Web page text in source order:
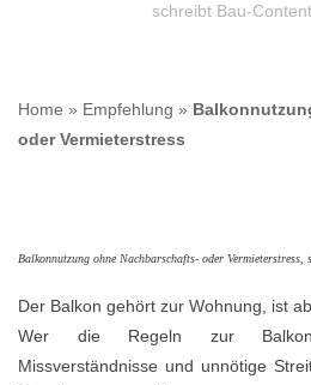
schreibt Bau-Content
Home » Empfehlung »
oder Vermieterstress
Balkonnutzung ohne Nachbarschafts- oder Vermieterstress,
Der Balkon gehört zur Wohnung, ist
Wer die Regeln zur
Missverständnisse und unnötige